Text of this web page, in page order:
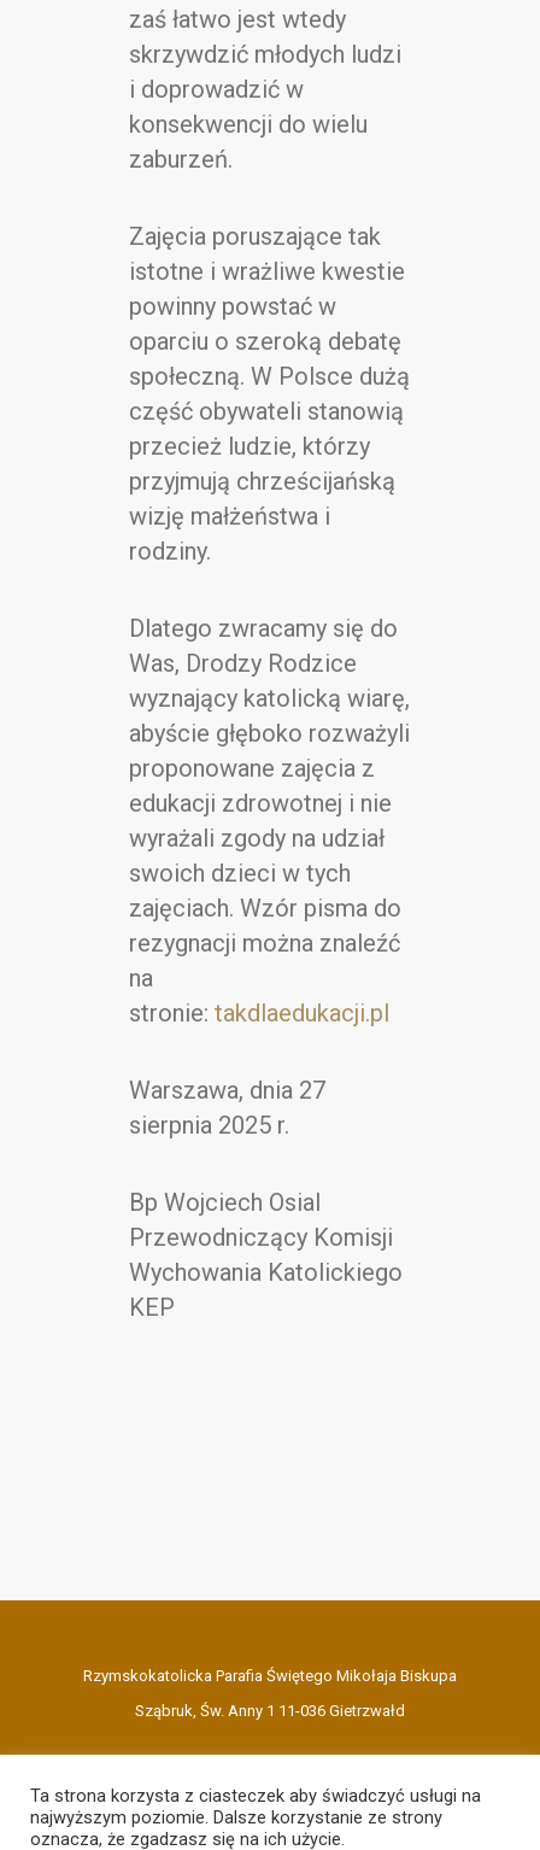
zaś łatwo jest wtedy
skrzywdzić młodych ludzi
i doprowadzić w
konsekwencji do wielu
zaburzeń.
Zajęcia poruszające tak
istotne i wrażliwe kwestie
powinny powstać w
oparciu o szeroką debatę
społeczną. W Polsce dużą
część obywateli stanowią
przecież ludzie, którzy
przyjmują chrześcijańską
wizję małżeństwa i
rodziny.
Dlatego zwracamy się do
Was, Drodzy Rodzice
wyznający katolicką wiarę,
abyście głęboko rozważyli
proponowane zajęcia z
edukacji zdrowotnej i nie
wyrażali zgody na udział
swoich dzieci w tych
zajęciach. Wzór pisma do
rezygnacji można znaleźć
na
stronie: takdlaedukacji.pl
Warszawa, dnia 27
sierpnia 2025 r.
Bp Wojciech Osial
Przewodniczący Komisji
Wychowania Katolickiego
KEP
Rzymskokatolicka Parafia Świętego Mikołaja Biskupa
Sząbruk, Św. Anny 1 11-036 Gietrzwałd
Ta strona korzysta z ciasteczek aby świadczyć usługi na
najwyższym poziomie. Dalsze korzystanie ze strony
oznacza, że zgadzasz się na ich użycie.